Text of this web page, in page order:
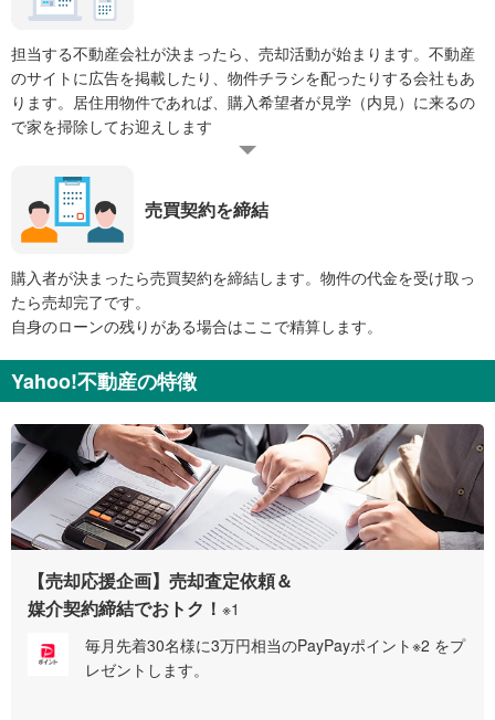
担当する不動産会社が決まったら、売却活動が始まります。不動産
のサイトに広告を掲載したり、物件チラシを配ったりする会社もあ
ります。居住用物件であれば、購入希望者が見学（内見）に来るの
で家を掃除してお迎えします
売買契約を締結
購入者が決まったら売買契約を締結します。物件の代金を受け取っ
たら売却完了です。
自身のローンの残りがある場合はここで精算します。
Yahoo!不動産の特徴
【売却応援企画】売却査定依頼＆
媒介契約締結でおトク！ ※1
毎月先着30名様に3万円相当のPayPayポイント※2 をプ
レゼントします。